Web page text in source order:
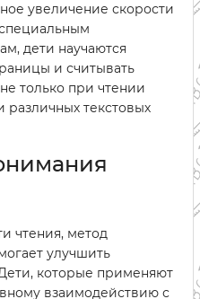
увеличение скорости
дети научаются
и считывать
только при чтении
различных текстовых
чтения, метод
улучшить
которые применяют
взаимодействию с